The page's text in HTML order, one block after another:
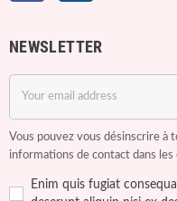
NEWSLETTER
Vous pouvez vous désinscrire à
informations de contact dans
Enim quis fugiat